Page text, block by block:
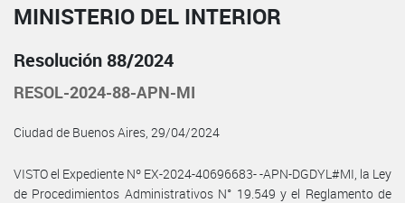
MINISTERIO DEL INTERIOR
Resolución 88/2024
RESOL-2024-88-APN-MI
Ciudad de Buenos Aires, 29/04/2024
VISTO el Expediente Nº EX-2024-40696683- -APN-DGDYL#MI, la Ley
de Procedimientos Administrativos N° 19.549 y el Reglamento de